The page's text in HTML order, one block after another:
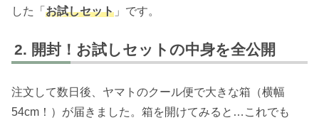
した「 お試しセット 」です。
開封！お試しセットの中身を全公開
注文して数日後、ヤマトのクール便で大きな箱（横幅
54cm！）が届きました。箱を開けてみると…これでも